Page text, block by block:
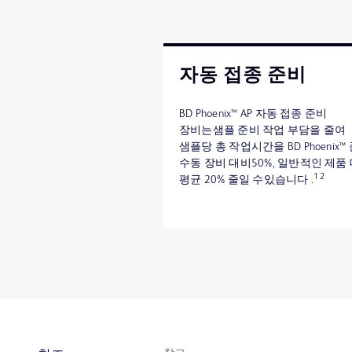
자동 접종 준비
BD Phoenix™ AP 자동 접종 준비
장비는샘플 준비 작업 부담을 줄여
샘플당 총 작업시간을 BD Phoenix™
수동 장비 대비50%, 일반적인 제품
평균 20% 줄일 수있습니다 . 1 2